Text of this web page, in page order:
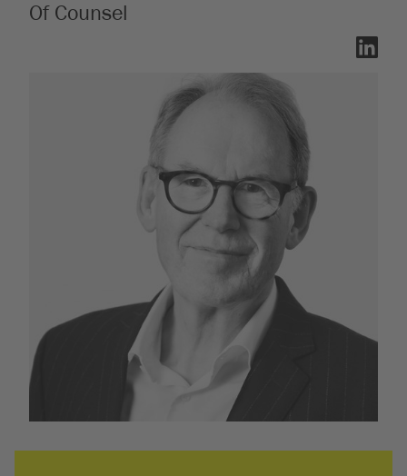
Of Counsel